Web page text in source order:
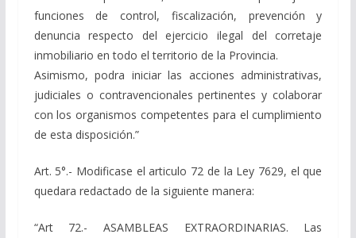
funciones de control, fiscalización, prevención y
denuncia respecto del ejercicio ilegal del corretaje
inmobiliario en todo el territorio de la Provincia.
Asimismo, podra iniciar las acciones administrativas,
judiciales o contravencionales pertinentes y colaborar
con los organismos competentes para el cumplimiento
de esta disposición.”
Art. 5°.- Modificase el articulo 72 de la Ley 7629, el que
quedara redactado de la siguiente manera:
“Art 72.- ASAMBLEAS EXTRAORDINARIAS. Las